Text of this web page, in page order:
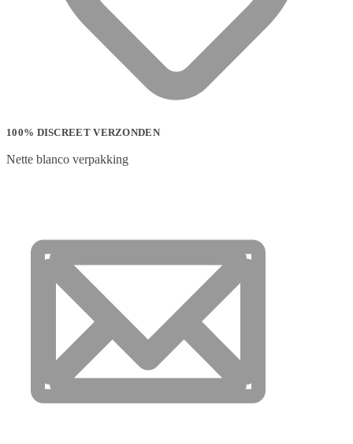
100% DISCREET VERZONDEN
Nette blanco verpakking